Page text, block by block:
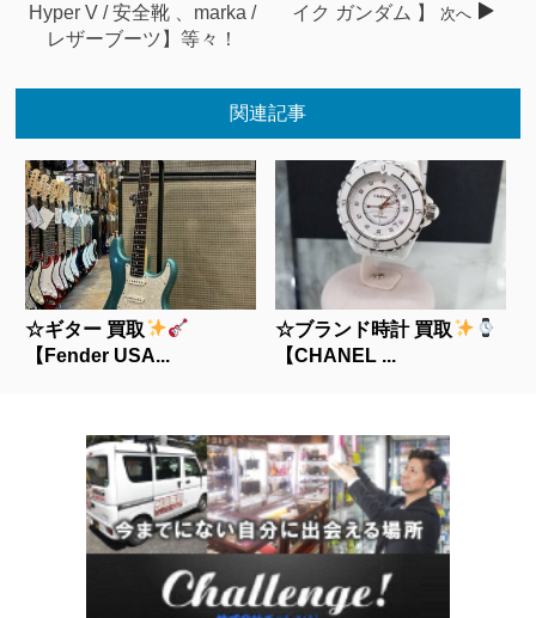
Hyper V / 安全靴 、marka /
レザーブーツ】等々！
イク ガンダム 】
次へ
関連記事
☆ギター 買取
【Fender USA...
☆ブランド時計 買取
【CHANEL ...